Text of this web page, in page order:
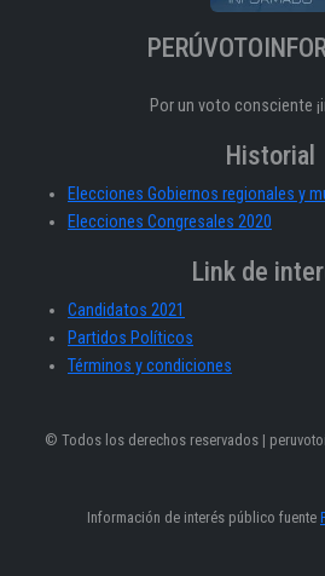
Por un voto consciente
Historial
Elecciones Gobiernos regionales y
Elecciones Congresales 2020
Link de
Candidatos 2021
Partidos Políticos
Términos y condiciones
© Todos los derechos reservados |
Información de interés público fuente